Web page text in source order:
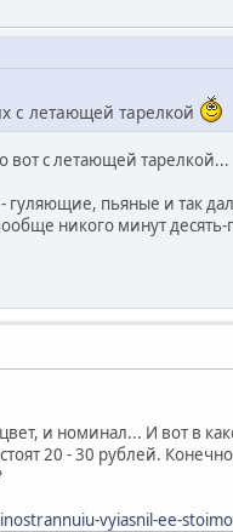
с летающей тарелкой
вот с летающей тарелкой...
пьяные и так
никого минут десять-
и номинал... И вот в
20 - 30 рублей.
vyiasnil-ee-